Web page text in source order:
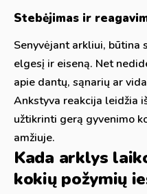
Stebėjimas ir
Senyvėjant arkliui, būtina
elgesį ir eiseną. Net
apie dantų, sąnarių ar
Ankstyva reakcija leidžia
užtikrinti gerą gyvenimo
amžiuje.
Kada arklys
kokių požymių